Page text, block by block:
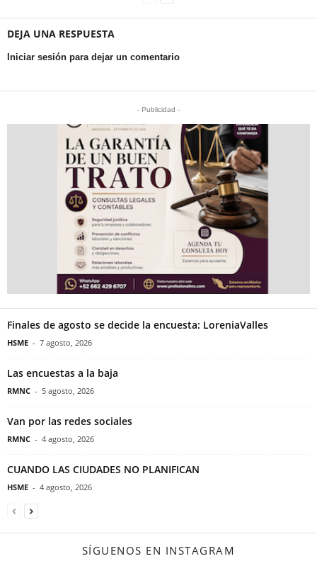
DEJA UNA RESPUESTA
Iniciar sesión para dejar un comentario
- Publicidad -
Finales de agosto se decide la encuesta: LoreniaValles
HSME - 7 agosto, 2026
Las encuestas a la baja
RMNC - 5 agosto, 2026
Van por las redes sociales
RMNC - 4 agosto, 2026
CUANDO LAS CIUDADES NO PLANIFICAN
HSME - 4 agosto, 2026
SÍGUENOS EN INSTAGRAM